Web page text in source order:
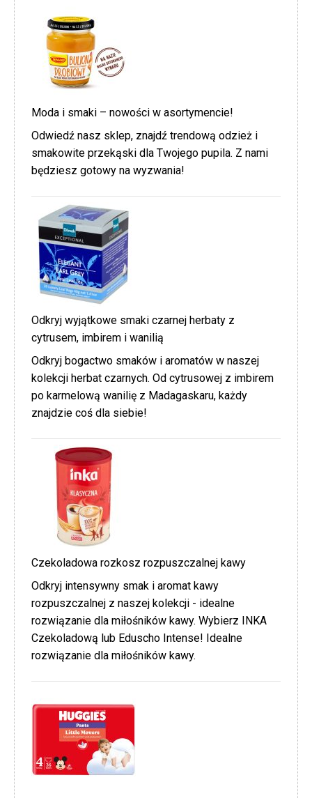
Moda i smaki – nowości w asortymencie!
Odwiedź nasz sklep, znajdź trendową odzież i
smakowite przekąski dla Twojego pupila. Z nami
będziesz gotowy na wyzwania!
Odkryj wyjątkowe smaki czarnej herbaty z
cytrusem, imbirem i wanilią
Odkryj bogactwo smaków i aromatów w naszej
kolekcji herbat czarnych. Od cytrusowej z imbirem
po karmelową wanilię z Madagaskaru, każdy
znajdzie coś dla siebie!
Czekoladowa rozkosz rozpuszczalnej kawy
Odkryj intensywny smak i aromat kawy
rozpuszczalnej z naszej kolekcji - idealne
rozwiązanie dla miłośników kawy. Wybierz INKA
Czekoladową lub Eduscho Intense! Idealne
rozwiązanie dla miłośników kawy.